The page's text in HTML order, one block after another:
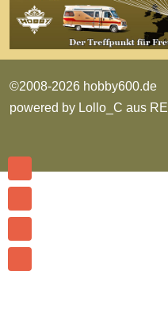
©2008-2026 hobby600.de
powered by Lollo_C aus RE